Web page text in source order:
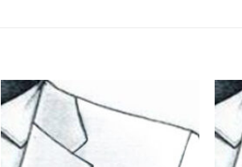
Προσθήκη
στη Λίστα
Επιθυμίας